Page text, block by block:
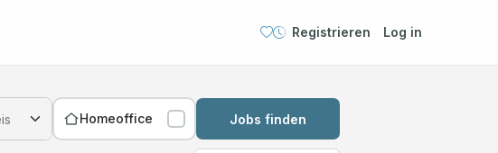
Registrieren Log in
Homeoffice Jobs finden